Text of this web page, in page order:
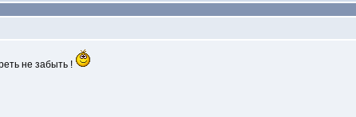
не забыть !